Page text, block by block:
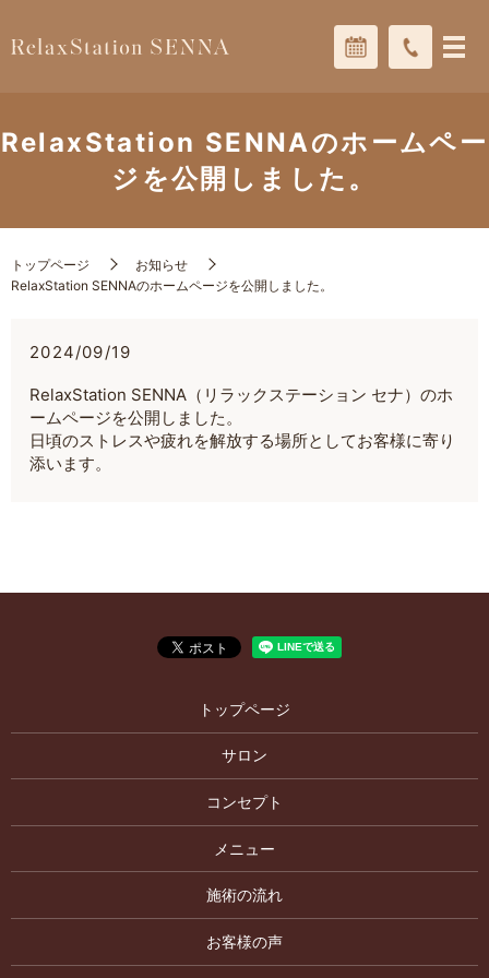
RelaxStation SENNAのホームペー
ジを公開しました。
トップページ
お知らせ
RelaxStation SENNAのホームページを公開しました。
2024/09/19
RelaxStation SENNA（リラックステーション セナ）のホ
ームページを公開しました。
日頃のストレスや疲れを解放する場所としてお客様に寄り
添います。
トップページ
サロン
コンセプト
メニュー
施術の流れ
お客様の声